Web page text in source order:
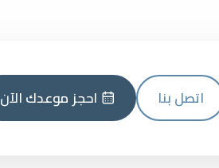
اتصل بنا احجز موعدك الآن